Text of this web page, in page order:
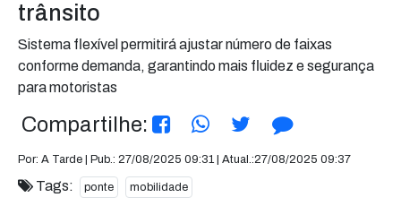
trânsito
Sistema flexível permitirá ajustar número de faixas
conforme demanda, garantindo mais fluidez e segurança
para motoristas
Compartilhe:
Por: A Tarde | Pub.: 27/08/2025 09:31 | Atual.:27/08/2025 09:37
Tags: ponte mobilidade